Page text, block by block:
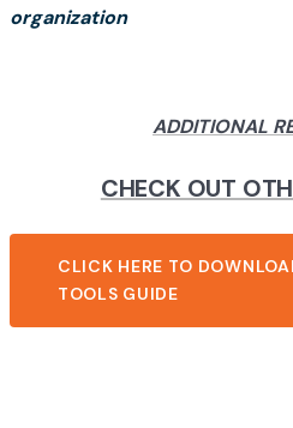
organization
ADDITIONAL
CHECK OUT
CLICK HERE TO
TOOLS GUIDE